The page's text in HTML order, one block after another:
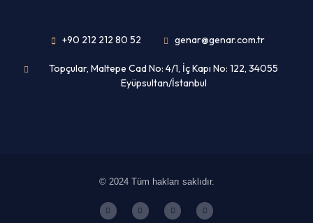
+90 212 212 80 52 genar@genar.com.tr
Topçular, Maltepe Cad No: 4/1, İç Kapı No: 122, 34055
Eyüpsultan/İstanbul
© 2024 Tüm hakları saklıdır.